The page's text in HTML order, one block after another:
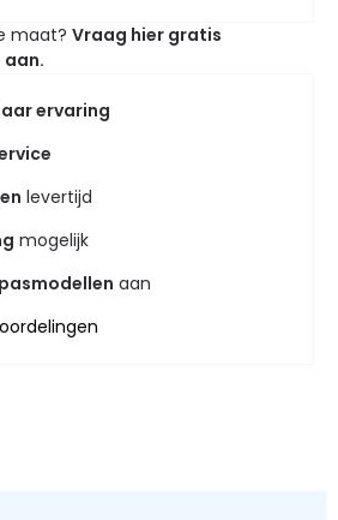
maat? Vraag hier gratis
ervaring
levertijd
mogelijk
aan